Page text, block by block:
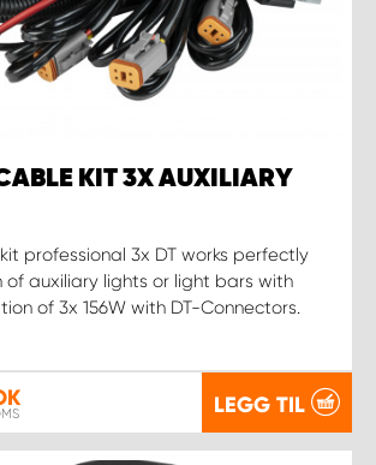
KIT 3X AUXILIARY
professional 3x DT works perfectly
of auxiliary lights or light bars with
of 3x 156W with DT-Connectors.
LEGG TIL